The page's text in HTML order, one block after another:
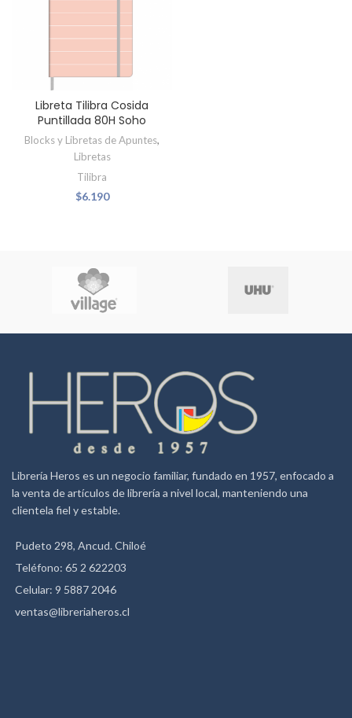
Libreta Tilibra Cosida
Puntillada 80H Soho
Blocks y Libretas de Apuntes,
Libretas
Tilibra
$6.190
Librería Heros es un negocio familiar, fundado en 1957, enfocado a
la venta de artículos de librería a nivel local, manteniendo una
clientela fiel y estable.
Pudeto 298, Ancud. Chiloé
Teléfono: 65 2 622203
Celular: 9 5887 2046
ventas@libreriaheros.cl